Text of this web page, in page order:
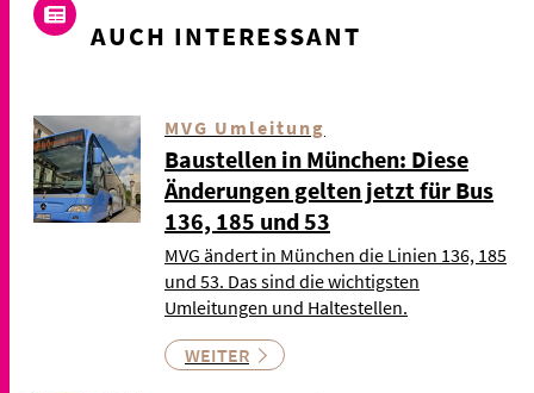
AUCH INTERESSANT
MVG Umleitung
Baustellen in München: Diese
Änderungen gelten jetzt für Bus
136, 185 und 53
MVG ändert in München die Linien 136, 185
und 53. Das sind die wichtigsten
Umleitungen und Haltestellen.
WEITER